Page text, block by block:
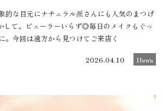
的な目元にナチュラル派さんにも人気のまつげ
して、ビューラーいらず◎毎日のメイクもぐっ
。今回は遠方から見つけてご来店く
2026.04.10 News